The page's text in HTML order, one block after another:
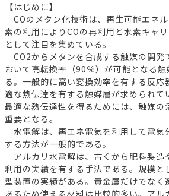
【はじめに】
COのメタン化技術は、再生可能エネ
素の利用によりCOの再利用と水素キャ
として注目を集めている。
CO2からメタンを合成する触媒の開発
おいて高転換率（90％）が可能となる
る。一般的に高い変換効率を有する反応
適な熱伝達を有する触媒層が求められて
最適な熱伝達性を得るためには、触媒の
重要となる。
水電解は、再エネ電気を利用して電気
する方法が一般的である。
アルカリ水電解は、古くから肥料製造
利用の実績を有する手法である。規模と
型装置の実績がある。貴金属だけでなく